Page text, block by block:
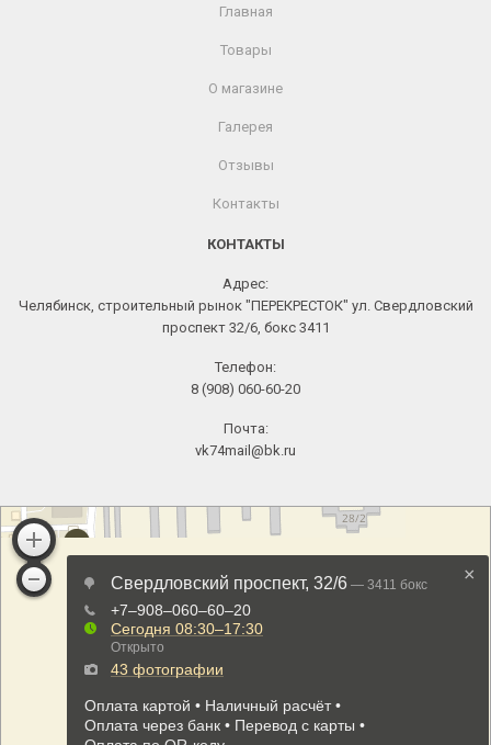
Главная
Товары
О магазине
Галерея
Отзывы
Контакты
КОНТАКТЫ
Адрес:
Челябинск, строительный рынок "ПЕРЕКРЕСТОК" ул. Свердловский
проспект 32/6, бокс 3411
Телефон:
8 (908) 060-60-20
Почта:
vk74mail@bk.ru